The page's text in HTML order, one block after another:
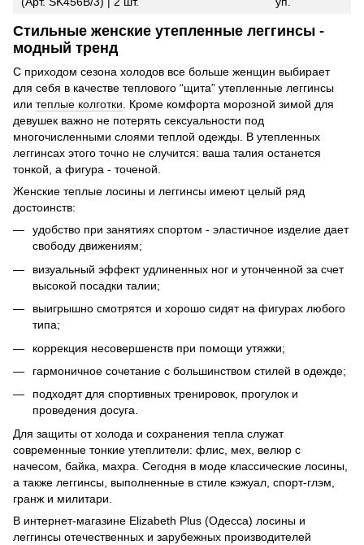
Стильные женские утепленные леггинсы -
модный тренд
С приходом сезона холодов все больше женщин выбирает
для себя в качестве теплового “щита” утепленные леггинсы
или теплые колготки. Кроме комфорта морозной зимой для
девушек важно не потерять сексуальности под
многочисленными слоями теплой одежды. В утепленных
леггинсах этого точно не случится: ваша талия останется
тонкой, а фигура - точеной.
Женские теплые лосины и леггинсы имеют целый ряд
достоинств:
удобство при занятиях спортом - эластичное изделие дает
свободу движениям;
визуальный эффект удлиненных ног и утонченной за счет
высокой посадки талии;
выигрышно смотрятся и хорошо сидят на фигурах любого
типа;
коррекция несовершенств при помощи утяжки;
гармоничное сочетание с большинством стилей в одежде;
подходят для спортивных тренировок, прогулок и
проведения досуга.
Для защиты от холода и сохранения тепла служат
современные тонкие утеплители: флис, мех, велюр с
начесом, байка, махра. Сегодня в моде классические лосины,
а также леггинсы, выполненные в стиле кэжуал, спорт-глэм,
гранж и милитари.
В интернет-магазине Elizabeth Plus (Одесса) лосины и
леггинсы отечественных и зарубежных производителей